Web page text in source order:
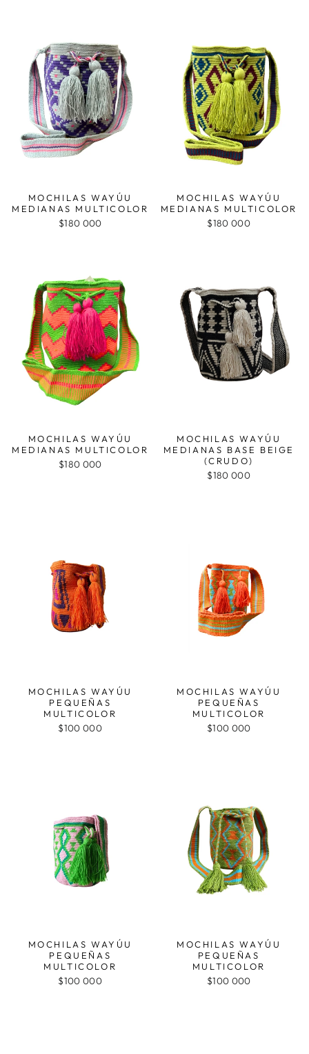
MOCHILAS WAYÚU
MEDIANAS MULTICOLOR
$180 000
MOCHILAS WAYÚU
MEDIANAS MULTICOLOR
$180 000
MOCHILAS WAYÚU
MEDIANAS MULTICOLOR
$180 000
MOCHILAS WAYÚU
MEDIANAS BASE BEIGE
(CRUDO)
$180 000
MOCHILAS WAYÚU
PEQUEÑAS
MULTICOLOR
$100 000
MOCHILAS WAYÚU
PEQUEÑAS
MULTICOLOR
$100 000
MOCHILAS WAYÚU
PEQUEÑAS
MULTICOLOR
$100 000
MOCHILAS WAYÚU
PEQUEÑAS
MULTICOLOR
$100 000